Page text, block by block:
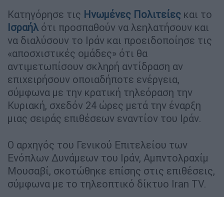
Κατηγόρησε τις Ηνωμένες Πολιτείες και το
Ισραήλ ότι προσπαθούν να λεηλατήσουν και
να διαλύσουν το Ιράν και προειδοποίησε τις
«αποσχιστικές ομάδες» ότι θα
αντιμετωπίσουν σκληρή αντίδραση αν
επιχειρήσουν οποιαδήποτε ενέργεια,
σύμφωνα με την κρατική τηλεόραση την
Κυριακή, σχεδόν 24 ώρες μετά την έναρξη
μιας σειράς επιθέσεων εναντίον του Ιράν.
Ο αρχηγός του Γενικού Επιτελείου των
Ενόπλων Δυνάμεων του Ιράν, Αμπντολραχίμ
Μουσαβί, σκοτώθηκε επίσης στις επιθέσεις,
σύμφωνα με το τηλεοπτικό δίκτυο Iran TV.